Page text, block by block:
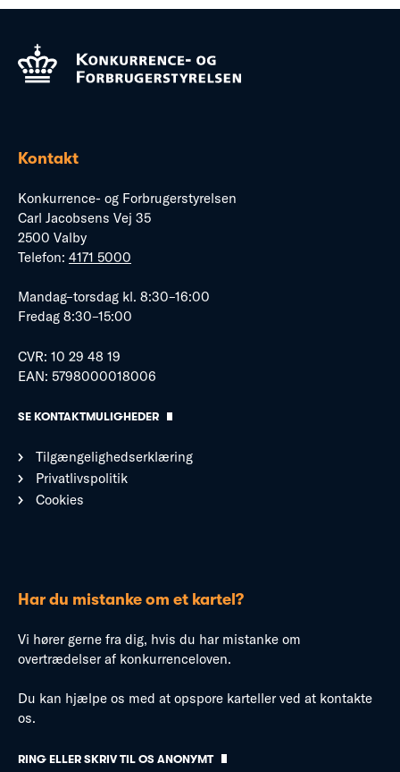
Kontakt
Konkurrence- og Forbrugerstyrelsen
Carl Jacobsens Vej 35
2500 Valby
Telefon: 4171 5000
Mandag–torsdag kl. 8:30–16:00
Fredag 8:30–15:00
CVR: 10 29 48 19
EAN: 5798000018006
SE KONTAKTMULIGHEDER
Tilgængelighedserklæring
Privatlivspolitik
Cookies
Har du mistanke om et kartel?
Vi hører gerne fra dig, hvis du har mistanke om
overtrædelser af konkurrenceloven.
Du kan hjælpe os med at opspore karteller ved at kontakte
os.
RING ELLER SKRIV TIL OS ANONYMT